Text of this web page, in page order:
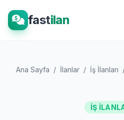
fastilan
Ana Sayfa / İlanlar / İş İlanları
İŞ